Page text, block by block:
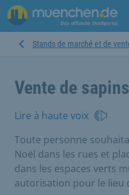
Stands de marché et de
Vente de
Lire à haute voix
Toute personne
Noël dans les rues et
dans les espaces verts
autorisation pour le lieu